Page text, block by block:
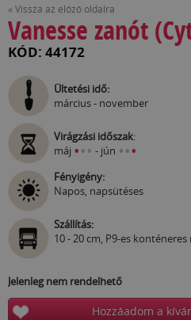
« Vissza az előző oldalra
Vanesse zanót
KÓD: 44172
Ültetési idő:
március - november
Virágzási időszak:
máj ••• - jún •••
Fényigény:
Napos, napsütéses
Szállítás:
10 - 20 cm, P9-es
Jelenleg nem rendelhető
Hozzáadom a